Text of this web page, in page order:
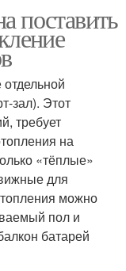
поставить
зал). Этот
требует
на
«тёплые»
для
можно
пол и
батарей